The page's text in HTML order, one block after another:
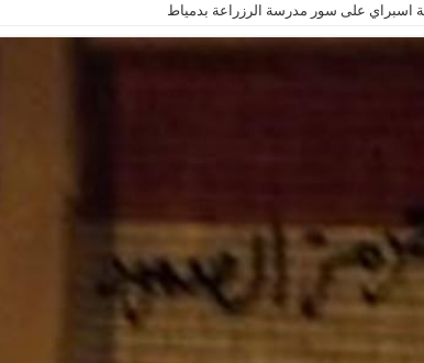
اسبراي على سور مدرسة الرزراعة بدمياط